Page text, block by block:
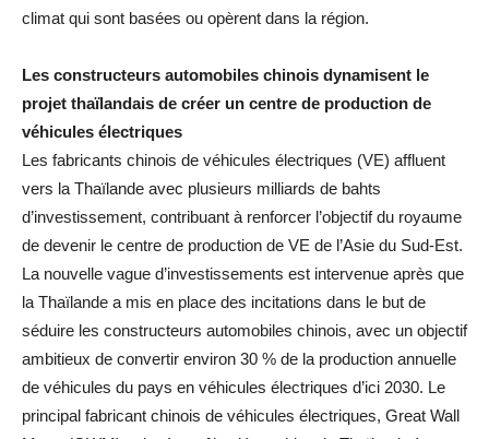
climat qui sont basées ou opèrent dans la région.
Les constructeurs automobiles chinois dynamisent le
projet thaïlandais de créer un centre de production de
véhicules électriques
Les fabricants chinois de véhicules électriques (VE) affluent
vers la Thaïlande avec plusieurs milliards de bahts
d’investissement, contribuant à renforcer l’objectif du royaume
de devenir le centre de production de VE de l’Asie du Sud-Est.
La nouvelle vague d’investissements est intervenue après que
la Thaïlande a mis en place des incitations dans le but de
séduire les constructeurs automobiles chinois, avec un objectif
ambitieux de convertir environ 30 % de la production annuelle
de véhicules du pays en véhicules électriques d’ici 2030. Le
principal fabricant chinois de véhicules électriques, Great Wall